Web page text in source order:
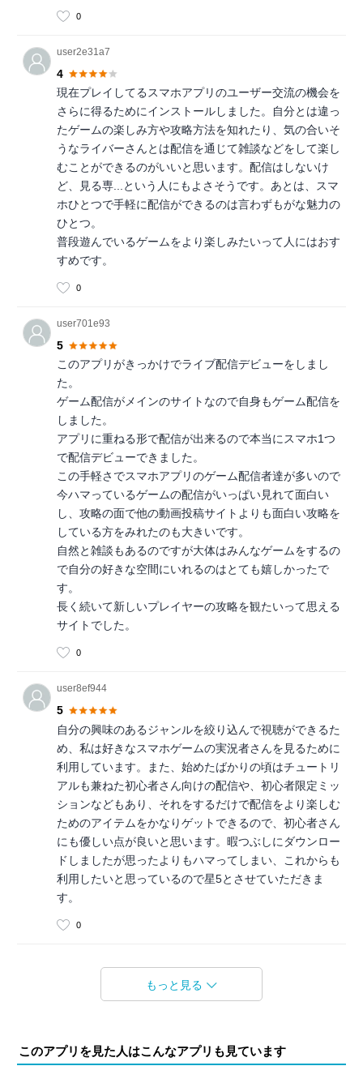
0
user2e31a7
4
現在プレイしてるスマホアプリのユーザー交流の機会を
さらに得るためにインストールしました。自分とは違っ
たゲームの楽しみ方や攻略方法を知れたり、気の合いそ
うなライバーさんとは配信を通じて雑談などをして楽し
むことができるのがいいと思います。配信はしないけ
ど、見る専...という人にもよさそうです。あとは、スマ
ホひとつで手軽に配信ができるのは言わずもがな魅力の
ひとつ。
普段遊んでいるゲームをより楽しみたいって人にはおす
すめです。
0
user701e93
5
このアプリがきっかけでライブ配信デビューをしまし
た。
ゲーム配信がメインのサイトなので自身もゲーム配信を
しました。
アプリに重ねる形で配信が出来るので本当にスマホ1つ
で配信デビューできました。
この手軽さでスマホアプリのゲーム配信者達が多いので
今ハマっているゲームの配信がいっぱい見れて面白い
し、攻略の面で他の動画投稿サイトよりも面白い攻略を
している方をみれたのも大きいです。
自然と雑談もあるのですが大体はみんなゲームをするの
で自分の好きな空間にいれるのはとても嬉しかったで
す。
長く続いて新しいプレイヤーの攻略を観たいって思える
サイトでした。
0
user8ef944
5
自分の興味のあるジャンルを絞り込んで視聴ができるた
め、私は好きなスマホゲームの実況者さんを見るために
利用しています。また、始めたばかりの頃はチュートリ
アルも兼ねた初心者さん向けの配信や、初心者限定ミッ
ションなどもあり、それをするだけで配信をより楽しむ
ためのアイテムをかなりゲットできるので、初心者さん
にも優しい点が良いと思います。暇つぶしにダウンロー
ドしましたが思ったよりもハマってしまい、これからも
利用したいと思っているので星5とさせていただきま
す。
0
もっと見る
このアプリを見た人はこんなアプリも見ています